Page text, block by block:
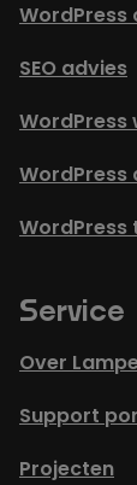
WordPress
SEO advies
WordPress
WordPress
WordPress
Service
Over
Support
Projecten